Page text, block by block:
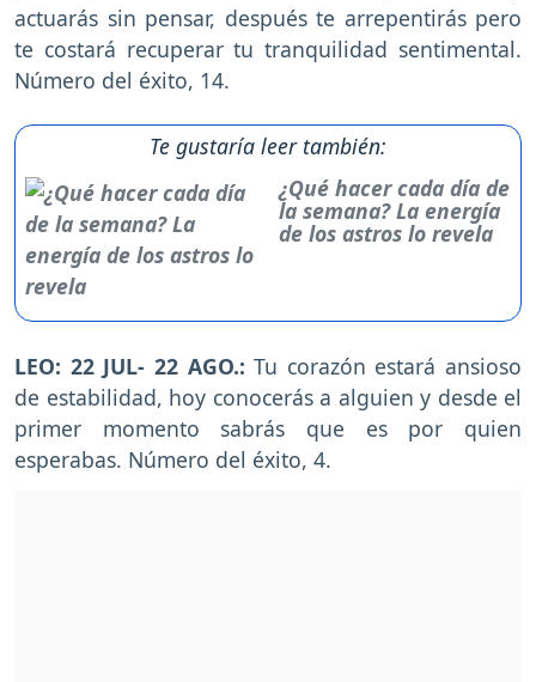
actuarás sin pensar, después te arrepentirás pero
te costará recuperar tu tranquilidad sentimental.
Número del éxito, 14.
Te gustaría leer también:
¿Qué hacer cada día de
la semana? La energía
de los astros lo revela
LEO: 22 JUL- 22 AGO.: Tu corazón estará ansioso
de estabilidad, hoy conocerás a alguien y desde el
primer momento sabrás que es por quien
esperabas. Número del éxito, 4.